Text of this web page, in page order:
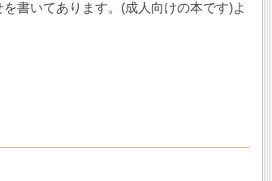
書いてあります。(成人向けの本です)よ